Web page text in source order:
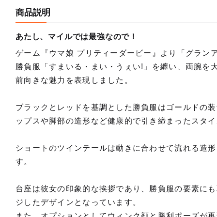
商品説明
あたし、マイルでは最強なので！
ゲーム『ウマ娘 プリティーダービー』より「グラン
勝負服「すまいる・まい・うぇい!」を纏い、両腕を
前向きな魅力を表現しました。
ブラックとレッドを基調とした勝負服はゴールドの
ップスや脚部の造形など健康的で引き締まったスタ
ショートのツインテールは動きに合わせて流れる造
す。
台座は彼女の印象的な挨拶であり、勝負服の要素に
ジしたデザインとなっています。